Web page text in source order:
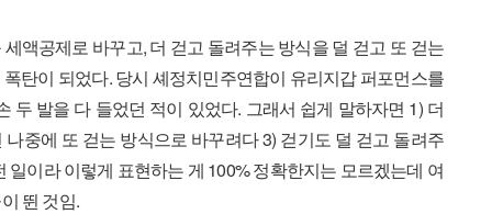
액공제로 바꾸고, 더 걷고 돌려주는 방식을 덜 걷고 또 걷는
탄이 되었다. 당시 셰정치민주연합이 유리지갑 퍼포먼스를
발을 다 들었던 적이 있었다. 그래서 쉽게 말하자면 1) 더
중에 또 걷는 방식으로 바꾸려다 3) 걷기도 덜 걷고 돌려주
이라 이렇게 표현하는 게 100% 정확한지는 모르겠는데 여
뛴 것임.